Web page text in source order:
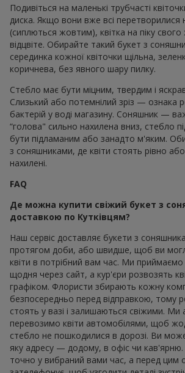
Подивіться на маленькі трубчасті
диска. Якщо вони вже всі перетворилися
(сиплються жовтим), квітка на піку свого
відцвіте. Обирайте такий букет з
серединка кожної квіточки щільна,
коричнева, без явного шару пилку.
Стебло має бути міцним, твердим і
Слизький або потемнілий зріз — ознака
бактерій у воді магазину. Соняшник —
“голова" сильно нахилена вниз, стебло
бути підламаним або занадто м'яким.
з соняшниками, де квіти стоять рівно
нахилені.
FAQ
Де можна купити свіжий букет з
доставкою по Кутківцям?
Наш сервіс доставляє букети з
протягом доби, або швидше, щоб ви
квіти в потрібний вам час. Ми
щодня через сайт, а кур'єри розвозять
графіком. Флористи збирають кожну
безпосередньо перед відправкою, тому
стоять у вазі і залишаються свіжими. Ми
перевозимо квіти автомобілями, щоб
стебло не пошкодилися в дорозі. Ви
яку адресу — додому, в офіс чи кав'ярню.
точно у вибраний вами час, а перед цим